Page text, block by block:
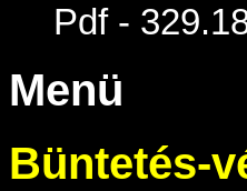
Pdf -
Menü
Büntetés-